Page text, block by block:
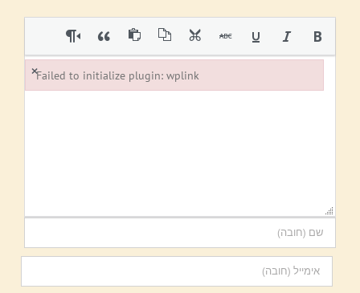
Failed to initialize plugin: wplink
×
Failed to initialize plugin: wplink